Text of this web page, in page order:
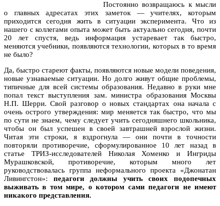
Постоянно возвращаюсь к мысли
о главных адресатах этих заметок — учителях, которым
приходится сегодня жить в ситуации эксперимента. Что из
нашего с коллегами опыта может быть актуально сегодня, почти
20 лет спустя, ведь информация устаревает так быстро,
меняются учебники, появляются технологии, которых в то время
не было?
Да, быстро стареют факты, появляются новые модели поведения,
новые узнаваемые ситуации. Но долго живут общие проблемы,
типичные для всей системы образования. Недавно в руки мне
попал текст выступления зам. министра образования Москвы
Н.П. Шерри. Свой разговор о новых стандартах она начала с
очень острого утверждения: мир меняется так быстро, что мы
по сути не знаем, чему следует учить сегодняшнего школьника,
чтобы он был успешен в своей завтрашней взрослой жизни.
Читая эти строки, я вздрогнула — они почти в точности
повторяли противоречие, сформулированное 10 лет назад в
статье ТРИЗ-исследователей Николая Хоменко и Ингриды
Мурашковской, противоречие, которым много лет
руководствовалась группа неформального проекта «Джонатан
Ливингстон»: педагоги должны учить своих подопечных
выживать в том мире, о котором сами педагоги не имеют
никакого представления.